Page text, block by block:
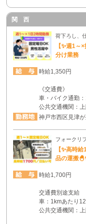
関 西
荷下ろし、
【✨週1～
分け業務
時給1,350円
《交通費》
車・バイク通勤
公共交通機関：
神戸市西区見津
フォークリ
【✨高時
品の運搬
時給1,700円
交通費別途支給
車：1kmあたり
公共交通機関：